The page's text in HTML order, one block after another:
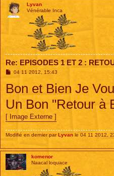
Lyvan
Vénérable Inca
Re: EPISODES 1 ET 2 :
M
s
s
e
04 11 2012, 15:43
Bon et Bien Je
Un Bon "Retour à
[ Image Externe ]
Modifié en dernier parLyvan le 04 11 2012,
komenor
Naacal loquace